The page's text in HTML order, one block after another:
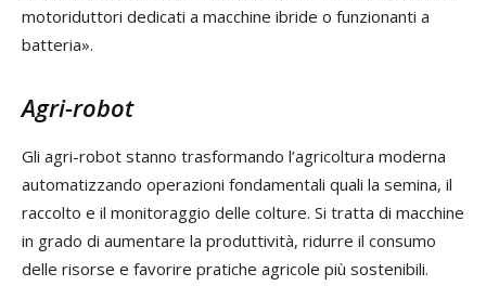
motoriduttori dedicati a macchine ibride o funzionanti a
batteria».
Agri-robot
Gli agri-robot stanno trasformando l’agricoltura moderna
automatizzando operazioni fondamentali quali la semina, il
raccolto e il monitoraggio delle colture. Si tratta di macchine
in grado di aumentare la produttività, ridurre il consumo
delle risorse e favorire pratiche agricole più sostenibili.